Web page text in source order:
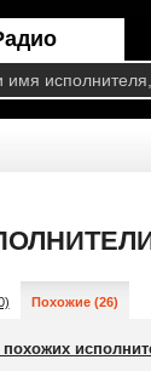
Похожие (26)